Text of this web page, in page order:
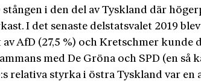
stången i den del av Tyskland där
I det senaste delstatsvalet 2019
AfD (27,5 %) och Kretschmer kunde
med De Gröna och SPD (en så
relativa styrka i östra Tyskland var en